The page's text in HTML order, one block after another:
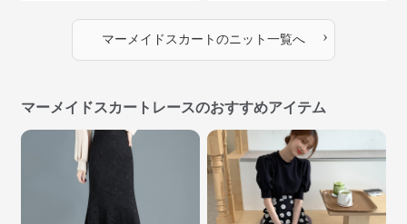
マーメイドスカート のニット 一覧へ ›
マーメイドスカートレースのおすすめアイテム